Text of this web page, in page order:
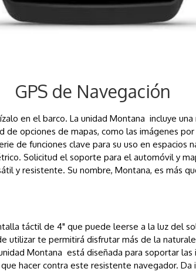
GPS de Navegación
en el barco. La unidad Montana incluye
opciones de mapas, como las imágenes
de funciones clave para su uso en espacios
Solicitud el soporte para el automóvil y
y resistente. Su nombre, Montana, es más
táctil de 4" que puede leerse a la luz del
utilizar te permitirá disfrutar más de la
Montana está diseñada para soportar
hacer contra este resistente navegador. Da